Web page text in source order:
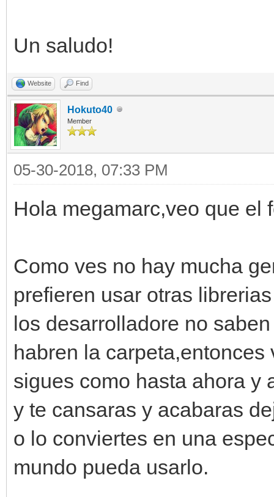
Un saludo!
Website Find
Hokuto40
Member
05-30-2018, 07:33 PM
Hola megamarc,veo que el
Como ves no hay mucha
prefieren usar otras
los desarrolladore no
habren la
sigues como hasta ahora y
y te cansaras y acabaras
o lo conviertes en una
mundo pueda usarlo.